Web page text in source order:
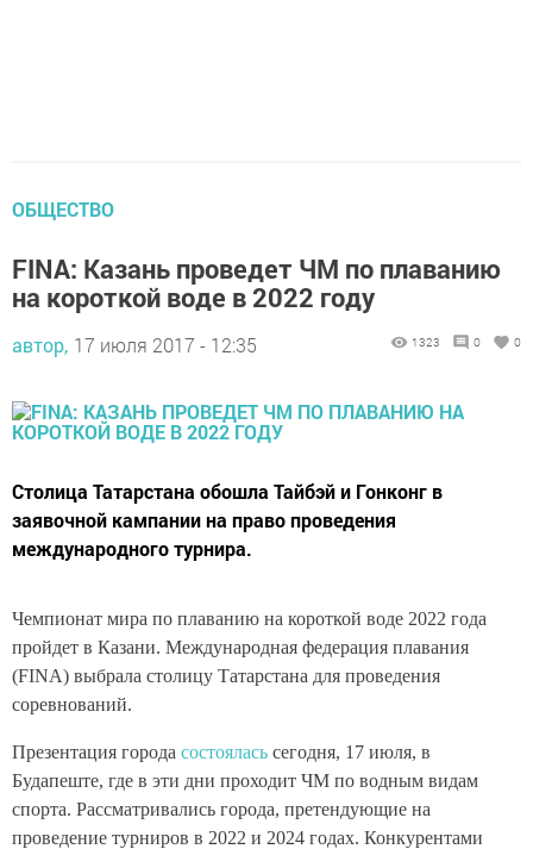
ОБЩЕСТВО
FINA: Казань проведет ЧМ по плаванию
на короткой воде в 2022 году
автор, 17 июля 2017 - 12:35 1323 0 0
Столица Татарстана обошла Тайбэй и Гонконг в
заявочной кампании на право проведения
международного турнира.
Чемпионат мира по плаванию на короткой воде 2022 года
пройдет в Казани. Международная федерация плавания
(FINA) выбрала столицу Татарстана для проведения
соревнований.
Презентация города состоялась сегодня, 17 июля, в
Будапеште, где в эти дни проходит ЧМ по водным видам
спорта. Рассматривались города, претендующие на
проведение турниров в 2022 и 2024 годах. Конкурентами